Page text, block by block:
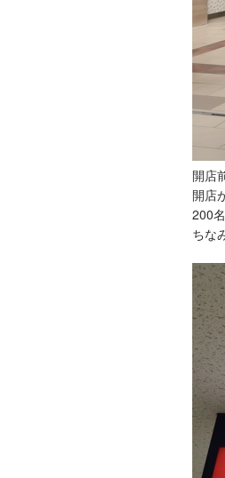
開店
開店
200
ちな